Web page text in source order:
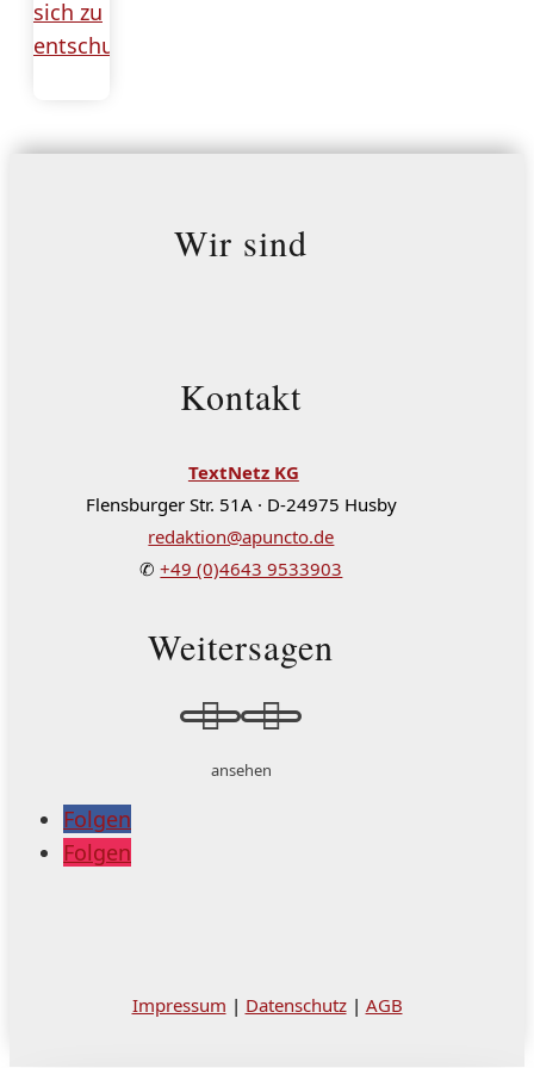
Wir sind
Kontakt
TextNetz KG
Flensburger Str. 51A · D-24975 Husby
redaktion@apuncto.de
✆+49 (0)4643 9533903
Weitersagen
 
ansehen
Folgen
Folgen
Impressum | Datenschutz| AGB